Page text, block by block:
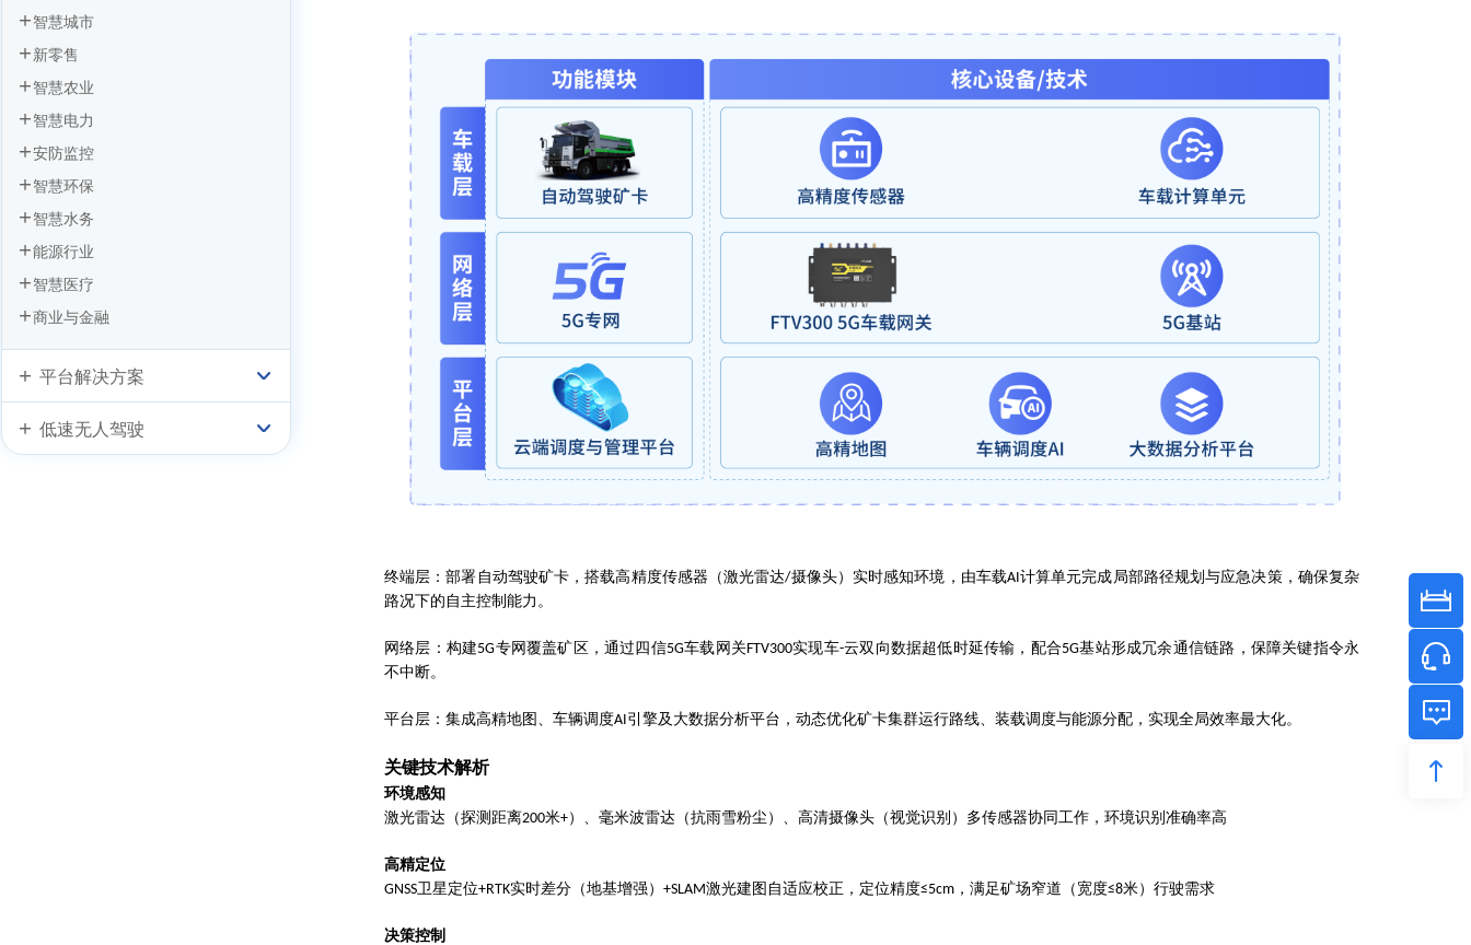
AGV小车基于四信5G工业路由器的应用
工业机器人远程监控系统方案
智慧城市
新零售
智慧农业
智慧电力
安防监控
智慧环保
智慧水务
能源行业
智慧医疗
商业与金融
平台解决方案
低速无人驾驶
终端层：部署自动驾驶矿卡，搭载高精度传感器（激光雷达/摄像头）实时感知环境，由车载AI 计算单元完成局部路径规划与应急决策，确保复杂
路况下的自主控制能力。
网络层：构建5G专网覆盖矿区，通过四信5G车载网关FTV300实现车-云双向数据超低时延传输，配合5G基站形成冗余通信链路，保障关键指令永
不中断。
平台层：集成高精地图、车辆调度AI 引擎及大数据分析平台，动态优化矿卡集群运行路线、装载调度与能源分配，实现全局效率最大化。
关键技术解析
环境感知
激光雷达（探测距离200米+）、毫米波雷达（抗雨雪粉尘）、高清摄像头（视觉识别）多传感器协同工作，环境识别准确率高
高精定位
GNSS卫星定位+RTK实时差分（地基增强） +SLAM激光建图自适应校正，定位精度≤5cm ，满足矿场窄道（宽度≤8米）行驶需求
决策控制